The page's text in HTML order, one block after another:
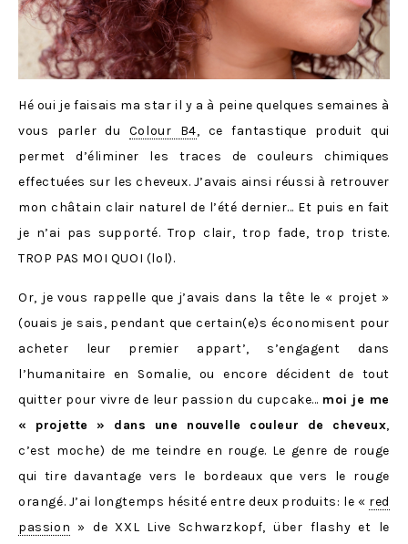
Hé oui je faisais ma star il y a à peine quelques semaines à
vous parler du Colour B4, ce fantastique produit qui
permet d’éliminer les traces de couleurs chimiques
effectuées sur les cheveux. J’avais ainsi réussi à retrouver
mon châtain clair naturel de l’été dernier… Et puis en fait
je n’ai pas supporté. Trop clair, trop fade, trop triste.
TROP PAS MOI QUOI (lol).
Or, je vous rappelle que j’avais dans la tête le « projet »
(ouais je sais, pendant que certain(e)s économisent pour
acheter leur premier appart’, s’engagent dans
l’humanitaire en Somalie, ou encore décident de tout
quitter pour vivre de leur passion du cupcake… moi je me
« projette » dans une nouvelle couleur de cheveux,
c’est moche) de me teindre en rouge. Le genre de rouge
qui tire davantage vers le bordeaux que vers le rouge
orangé. J’ai longtemps hésité entre deux produits: le « red
passion » de XXL Live Schwarzkopf, über flashy et le